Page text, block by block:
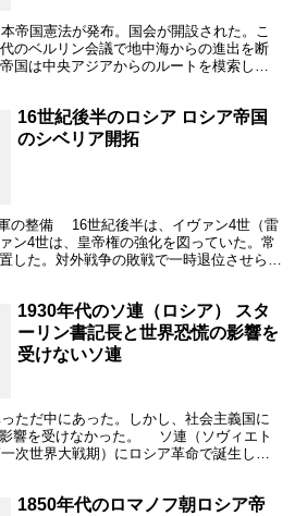
帝国憲法が発布。国会が開設された。こ
のベルリン会議で地中海からの進出を断
国は中央アジアからのルートを模索し
16世紀後半のロシア ロシア帝国
のシベリア開拓
の整備 16世紀後半は、イヴァン4世（雷
ン4世は、皇帝権の強化を図っていた。常
した。対外戦争の敗戦で一時退位させられ
1930年代のソ連（ロシア） スタ
ーリン書記長と世界恐慌の影響を
受けないソ連
ただ中にあった。しかし、社会主義国に
響を受けなかった。 ソ連（ソヴィエト
次世界大戦期）にロシア革命で誕生した
1850年代のロマノフ朝ロシア帝